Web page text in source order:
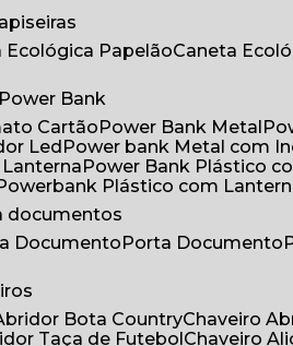
Ecológica Papelão
Caneta
Bank
Cartão Power Bank Metal
Led
Power bank Metal com
Power Bank Plástico
Powerbank Plástico com
documentos
Documento Porta Documento
Bota Country
Chaveiro
Taça de Futebol
Chaveiro